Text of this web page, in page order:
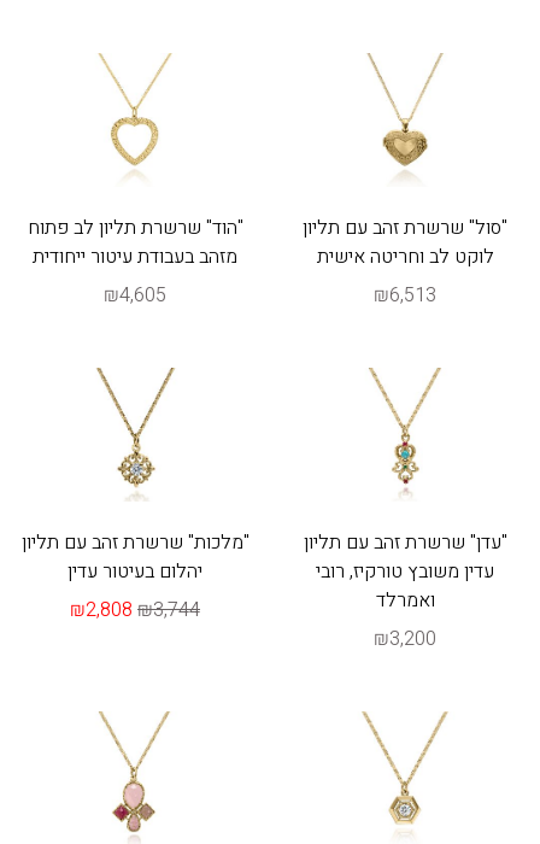
"סול" שרשרת זהב עם תליון
לוקט לב וחריטה אישית
₪6,513
"הוד" שרשרת תליון לב פתוח
מזהב בעבודת עיטור ייחודית
₪4,605
"עדן" שרשרת זהב עם תליון
עדין משובץ טורקיז, רובי
ואמרלד
₪3,200
"מלכות" שרשרת זהב עם תליון
יהלום בעיטור עדין
₪2,808 ₪3,744